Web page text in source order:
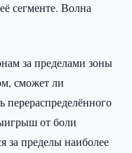
сегменте. Волна
за пределами зоны
сможет ли
перераспределённого
от боли
за пределы наиболее